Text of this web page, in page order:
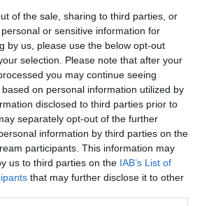
of the sale, sharing to third parties, or
or sensitive information for
by us, please use the below opt-out
selection. Please note that after your
you may continue seeing
on personal information utilized by
disclosed to third parties prior to
separately opt-out of the further
information by third parties on the
participants. This information may
us to third parties on the IAB’s List of
that may further disclose it to other
για το νέο κλειστό
Εύβοια
στην Εύβοια: Σπείρα ανοίγει
evima.gr στοGoogle News
ειδήσεις για την Εύβοια
τελευταίες ειδήσειςγια την
Κόσμοστοevima.gr